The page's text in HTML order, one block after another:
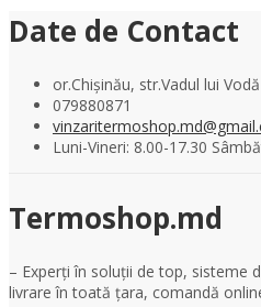
Date de Contact
or.Chișinău, str.Vadul lui
079880871
Luni-Vineri: 8.00-17.30
Termoshop.md
– Experți în soluții de top, sisteme
livrare în toată țara, comandă